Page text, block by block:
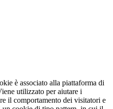
è associato alla piattaforma di
utilizzato per aiutare i
il comportamento dei visitatori e